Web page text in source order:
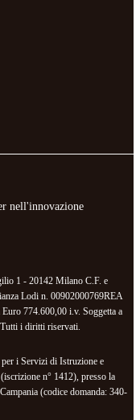
nell'innovazione
1 - 20142 Milano C.F. e
Lodi n. 00902000769REA
774.600,00 i.v. Soggetta a
i diritti riservati.
i Servizi di Istruzione e
n° 1412), presso la
(codice domanda: 340-